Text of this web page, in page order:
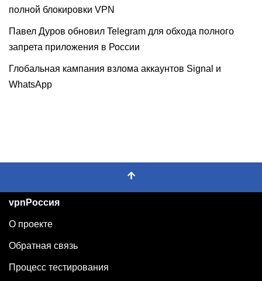
полной блокировки VPN
Павел Дуров обновил Telegram для обхода полного
запрета приложения в России
Глобальная кампания взлома аккаунтов Signal и
WhatsApp
vpnРоссия
О проекте
Обратная связь
Процесс тестирования